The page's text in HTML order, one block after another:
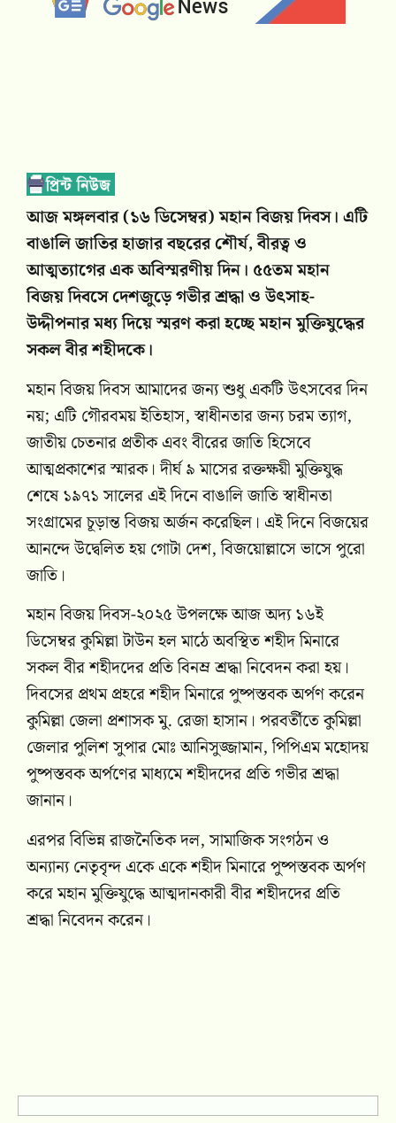
আজ মঙ্গলবার (১৬ ডিসেম্বর) মহান বিজয় দিবস। এটি
বাঙালি জাতির হাজার বছরের শৌর্য, বীরত্ব ও
আত্মত্যাগের এক অবিস্মরণীয় দিন। ৫৫তম মহান
বিজয় দিবসে দেশজুড়ে গভীর শ্রদ্ধা ও উৎসাহ-
উদ্দীপনার মধ্য দিয়ে স্মরণ করা হচ্ছে মহান মুক্তিযুদ্ধের
সকল বীর শহীদকে।
মহান বিজয় দিবস আমাদের জন্য শুধু একটি উৎসবের দিন
নয়; এটি গৌরবময় ইতিহাস, স্বাধীনতার জন্য চরম ত্যাগ,
জাতীয় চেতনার প্রতীক এবং বীরের জাতি হিসেবে
আত্মপ্রকাশের স্মারক। দীর্ঘ ৯ মাসের রক্তক্ষয়ী মুক্তিযুদ্ধ
শেষে ১৯৭১ সালের এই দিনে বাঙালি জাতি স্বাধীনতা
সংগ্রামের চূড়ান্ত বিজয় অর্জন করেছিল। এই দিনে বিজয়ের
আনন্দে উদ্বেলিত হয় গোটা দেশ, বিজয়োল্লাসে ভাসে পুরো
জাতি।
মহান বিজয় দিবস-২০২৫ উপলক্ষে আজ অদ্য ১৬ই
ডিসেম্বর কুমিল্লা টাউন হল মাঠে অবস্থিত শহীদ মিনারে
সকল বীর শহীদদের প্রতি বিনম্র শ্রদ্ধা নিবেদন করা হয়।
দিবসের প্রথম প্রহরে শহীদ মিনারে পুষ্পস্তবক অর্পণ করেন
কুমিল্লা জেলা প্রশাসক মু. রেজা হাসান। পরবর্তীতে কুমিল্লা
জেলার পুলিশ সুপার মোঃ আনিসুজ্জামান, পিপিএম মহোদয়
পুষ্পস্তবক অর্পণের মাধ্যমে শহীদদের প্রতি গভীর শ্রদ্ধা
জানান।
এরপর বিভিন্ন রাজনৈতিক দল, সামাজিক সংগঠন ও
অন্যান্য নেতৃবৃন্দ একে একে শহীদ মিনারে পুষ্পস্তবক অর্পণ
করে মহান মুক্তিযুদ্ধে আত্মদানকারী বীর শহীদদের প্রতি
শ্রদ্ধা নিবেদন করেন।